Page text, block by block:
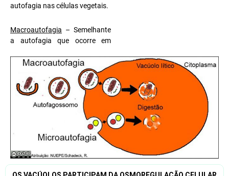
autofagia nas células vegetais.
Macroautofagia – Semelhante
a autofagia que ocorre em